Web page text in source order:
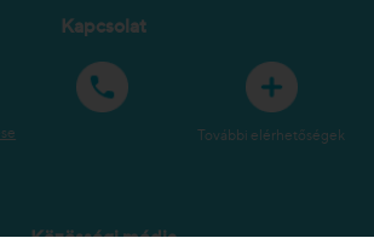
Kapcsolat
További elérhetőségek